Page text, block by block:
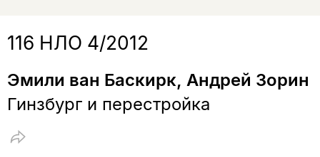
116 НЛО 4/2012
Эмили ван Баскирк, Андрей Зорин
Гинзбург и перестройка